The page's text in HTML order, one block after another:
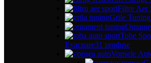
Filtre Aer
Grile Tuning
Tobe
Evacuare31 produse
Vopsele